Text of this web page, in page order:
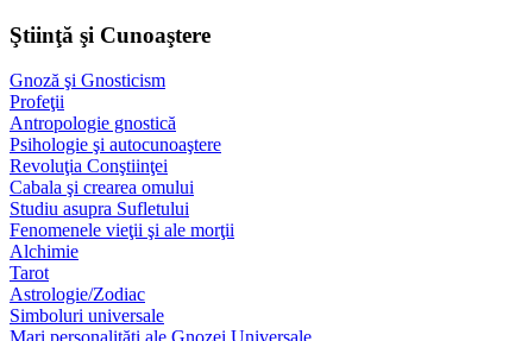
Ştiinţă şi Cunoaştere
Gnoză şi Gnosticism
Profeţii
Antropologie gnostică
Psihologie şi autocunoaştere
Revoluţia Conştiinţei
Cabala şi crearea omului
Studiu asupra Sufletului
Fenomenele vieţii şi ale morţii
Alchimie
Tarot
Astrologie/Zodiac
Simboluri universale